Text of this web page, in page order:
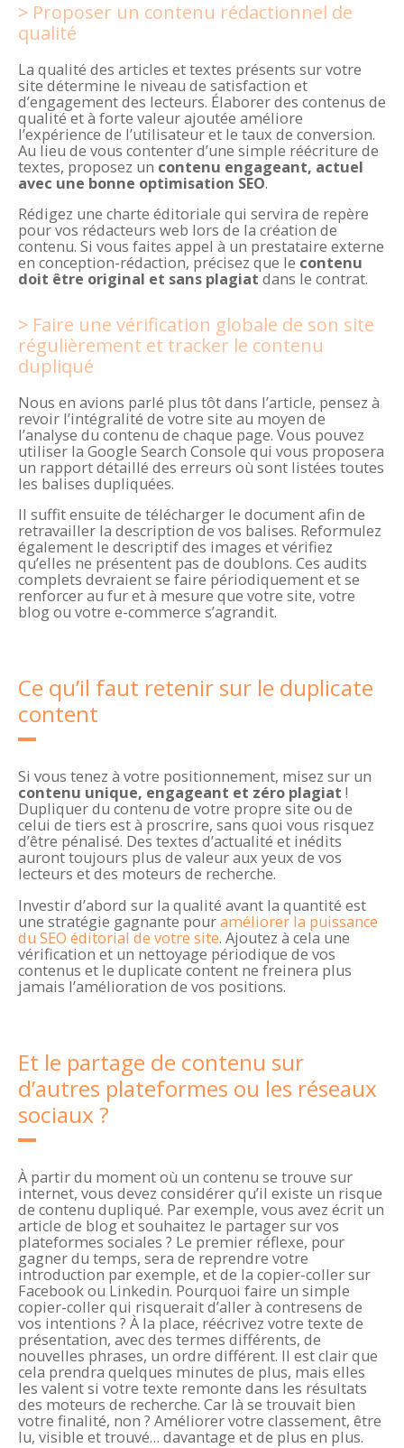
Proposer un contenu rédactionnel de
qualité
La qualité des articles et textes présents sur votre
site détermine le niveau de satisfaction et
d’engagement des lecteurs. Élaborer des contenus de
qualité et à forte valeur ajoutée améliore
l’expérience de l’utilisateur et le taux de conversion.
Au lieu de vous contenter d’une simple réécriture de
textes, proposez un contenu engageant, actuel
avec une bonne optimisation SEO.
Rédigez une charte éditoriale qui servira de repère
pour vos rédacteurs web lors de la création de
contenu. Si vous faites appel à un prestataire externe
en conception-rédaction, précisez que le contenu
doit être original et sans plagiat dans le contrat.
Faire une vérification globale de son site
régulièrement et tracker le contenu
dupliqué
Nous en avions parlé plus tôt dans l’article, pensez à
revoir l’intégralité de votre site au moyen de
l’analyse du contenu de chaque page. Vous pouvez
utiliser la Google Search Console qui vous proposera
un rapport détaillé des erreurs où sont listées toutes
les balises dupliquées.
Il suffit ensuite de télécharger le document afin de
retravailler la description de vos balises. Reformulez
également le descriptif des images et vérifiez
qu’elles ne présentent pas de doublons. Ces audits
complets devraient se faire périodiquement et se
renforcer au fur et à mesure que votre site, votre
blog ou votre e-commerce s’agrandit.
Ce qu’il faut retenir sur le duplicate
content
Si vous tenez à votre positionnement, misez sur un
contenu unique, engageant et zéro plagiat !
Dupliquer du contenu de votre propre site ou de
celui de tiers est à proscrire, sans quoi vous risquez
d’être pénalisé. Des textes d’actualité et inédits
auront toujours plus de valeur aux yeux de vos
lecteurs et des moteurs de recherche.
Investir d’abord sur la qualité avant la quantité est
une stratégie gagnante pouraméliorer la puissance
du SEO éditorial de votre site. Ajoutez à cela une
vérification et un nettoyage périodique de vos
contenus et le duplicate content ne freinera plus
jamais l’amélioration de vos positions.
Et le partage de contenu sur
d’autres plateformes ou les réseaux
sociaux ?
À partir du moment où un contenu se trouve sur
internet, vous devez considérer qu’il existe un risque
de contenu dupliqué. Par exemple, vous avez écrit un
article de blog et souhaitez le partager sur vos
plateformes sociales ? Le premier réflexe, pour
gagner du temps, sera de reprendre votre
introduction par exemple, et de la copier-coller sur
Facebook ou Linkedin. Pourquoi faire un simple
copier-coller qui risquerait d’aller à contresens de
vos intentions ? À la place, réécrivez votre texte de
présentation, avec des termes différents, de
nouvelles phrases, un ordre différent. Il est clair que
cela prendra quelques minutes de plus, mais elles
les valent si votre texte remonte dans les résultats
des moteurs de recherche. Car là se trouvait bien
votre finalité, non ? Améliorer votre classement, être
lu, visible et trouvé… davantage et de plus en plus.